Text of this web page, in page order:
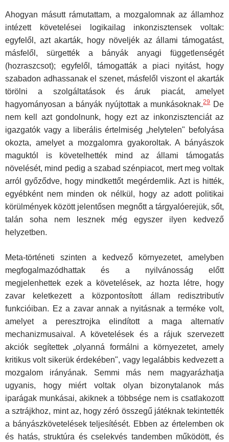
Ahogyan másutt rámutattam, a mozgalomnak az államhoz
intézett követelései logikailag inkonzisztensek voltak:
egyfelől, azt akarták, hogy növeljék az állami támogatást,
másfelől, sürgették a bányák anyagi függetlenségét
(hozraszcsot); egyfelől, támogatták a piaci nyitást, hogy
szabadon adhassanak el szenet, másfelől viszont el akarták
törölni a szolgáltatások és áruk piacát, amelyet
hagyományosan a bányák nyúj­tottak a munkásoknak.29De
nem kell azt gondolnunk, hogy ezt az inkon­zisztenciát az
igazgatók vagy a liberális értelmiség „helytelen" befolyása
okozta, amelyet a mozgalomra gyakoroltak. A bányászok
maguktól is követelhették mind az állami támogatás
növelését, mind pedig a szabad szénpiacot, mert meg voltak
arról győződve, hogy mindkettőt megérdem­lik. Azt is hitték,
egyébként nem minden ok nélkül, hogy az adott politikai
körülmények között jelentősen megnőtt a tárgyalóerejük, sőt,
talán soha nem lesznek még egyszer ilyen kedvező
helyzetben.
Meta-történeti szinten a kedvező környezetet, amelyben
megfogalma­zódhattak és a nyilvánosság előtt
megjelenhettek ezek a követelések, az hozta létre, hogy
zavar keletkezett a központosított állam redisztributív
funkcióiban. Ez a zavar annak a nyitásnak a terméke volt,
amelyet a pe­resztrojka elindított a maga alternatív
mechanizmusaival. A követelések és a rájuk szervezett
akciók segítettek „olyanná formálni a környezetet, amely
kritikus volt sikerük érdekében", vagy legalábbis kedvezett a
moz­galom irányának. Semmi más nem magyarázhatja
ugyanis, hogy miért voltak olyan bizonytalanok más
iparágak munkásai, akiknek a többsége nem is csatlakozott
a sztrájkhoz, mint az, hogy zéró összegű játéknak tekintették
a bányászkövetelések teljesítését. Ebben az értelemben ok
és hatás, struktúra és cselekvés tandemben működött, és